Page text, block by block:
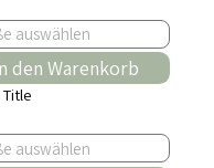
den Warenkorb